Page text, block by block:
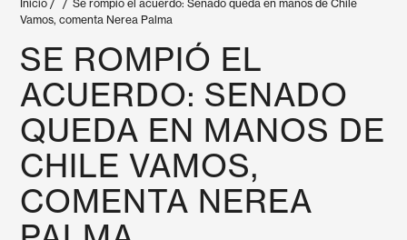
Inicio / / Se rompió el acuerdo: Senado queda en manos de Chile
Vamos, comenta Nerea Palma
SE ROMPIÓ EL
ACUERDO: SENADO
QUEDA EN MANOS DE
CHILE VAMOS,
COMENTA NEREA